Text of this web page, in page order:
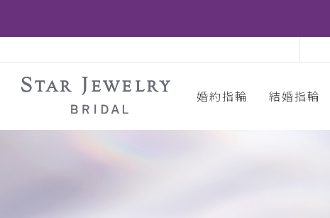
婚約指輪 結婚指輪